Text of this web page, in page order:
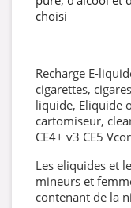
choisi
Recharge E-
cigarettes,
liquide, Eliquide
cartomiseur,
CE4+ v3 CE5
Les eliquides et
mineurs et
contenant de la